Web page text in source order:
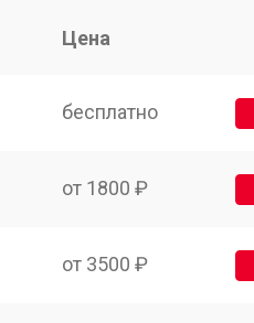
Цена
бесплатно
от 1800 ₽
от 3500 ₽